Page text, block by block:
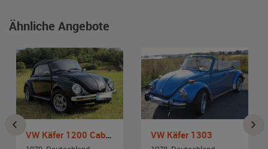
Ähnliche Angebote
VW Käfer 1200 Cabrio VW Käfer 1303